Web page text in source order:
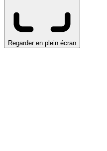
Regarder en plein écran